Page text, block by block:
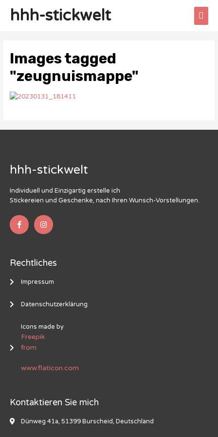
hhh-stickwelt
Images tagged
"zeugnuismappe"
hhh-stickwelt
Individuell und Einzigartig erstelle ich
Stickereien und Geschenke, nach Ihren Wunsch-Vorstellungen.
Rechtliches
Impressum
Datenschutzerklärung
Icons made by
Freepik
from
www.flaticon.com
Kontaktieren Sie mich
Dünweg 41a, 51399 Burscheid, Deutschland